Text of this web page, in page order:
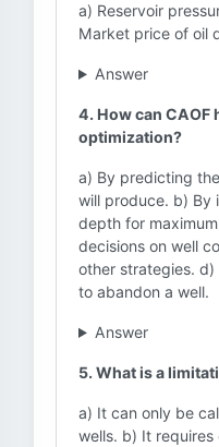
a) Reservoir
Market price of oil
Answer
4. How can
optimization?
a) By predicting
will produce. b) By
depth for
decisions on well
other strategies.
to abandon a well.
Answer
5. What is a
a) It can only be
wells. b) It